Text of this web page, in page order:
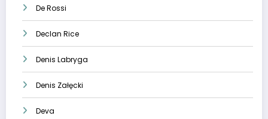
De Rossi
Declan Rice
Denis Labryga
Denis Załęcki
Deva